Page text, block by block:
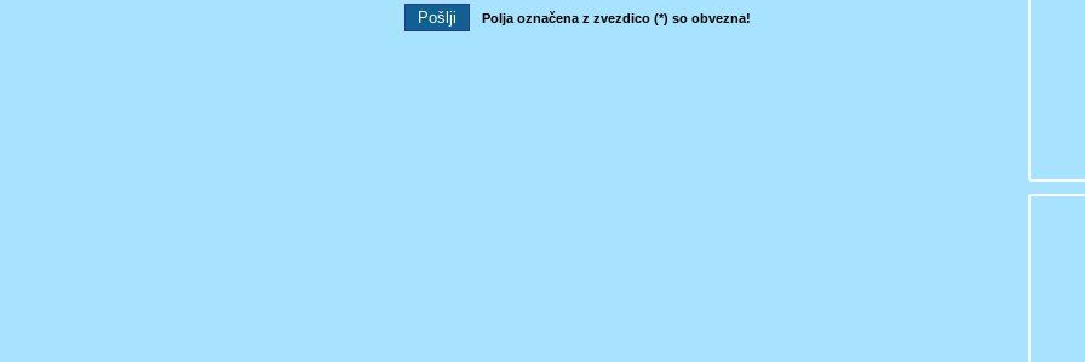
Polja označena z zvezdico (*) so obvezna!